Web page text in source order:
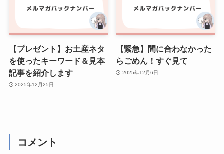
【プレゼント】お土産ネタ
を使ったキーワード＆見本
記事を紹介します
2025年12月25日
【緊急】間に合わなかった
らごめん！すぐ見て
2025年12月6日
コメント